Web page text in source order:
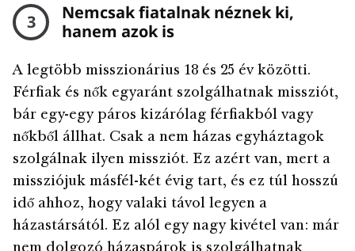
3
Nemcsak fiatalnak néznek ki,
hanem azok is
A legtöbb misszionárius 18 és 25 év közötti.
Férfiak és nők egyaránt szolgálhatnak missziót,
bár egy-egy páros kizárólag férfiakból vagy
nőkből állhat. Csak a nem házas egyháztagok
szolgálnak ilyen missziót. Ez azért van, mert a
missziójuk másfél-két évig tart, és ez túl hosszú
idő ahhoz, hogy valaki távol legyen a
házastársától. Ez alól egy nagy kivétel van: már